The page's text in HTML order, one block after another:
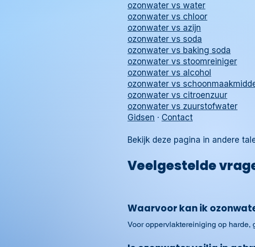
ozonwater vs water
ozonwater vs chloor
ozonwater vs azijn
ozonwater vs soda
ozonwater vs baking soda
ozonwater vs stoomreiniger
ozonwater vs alcohol
ozonwater vs
ozonwater vs citroenzuur
ozonwater vs zuurstofwater
Gidsen · Contact
Bekijk deze pagina in andere
Veelgestelde
Waarvoor kan ik
Voor oppervlaktereiniging op harde,